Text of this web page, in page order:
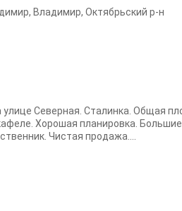
, Владимир, Октябрьский р-н
Северная. Сталинка. Общая
Хорошая планировка.
Чистая продажа....